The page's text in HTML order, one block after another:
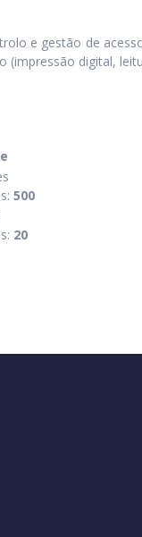
e gestão de
digital,
500
20